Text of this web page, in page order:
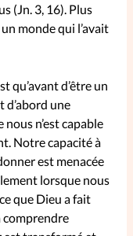
(Jn. 3, 16). Plus
monde qui l’avait
qu’avant d’être un
d’abord une
n’est capable
Notre capacité à
est menacée
lorsque nous
que Dieu a fait
comprendre